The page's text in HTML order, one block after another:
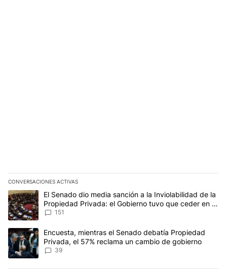
CONVERSACIONES ACTIVAS
Este listado muestra los artículos con más comentarios en los
Un artículo de tendencia con el título "El Senado dio media
El Senado dio media sanción a la Inviolabilidad de la
Propiedad Privada: el Gobierno tuvo que ceder en la
Ley del Manejo del Fuego
151
Un artículo de tendencia con el título "Encuesta, mientras el
Encuesta, mientras el Senado debatía Propiedad
Privada, el 57% reclama un cambio de gobierno
39